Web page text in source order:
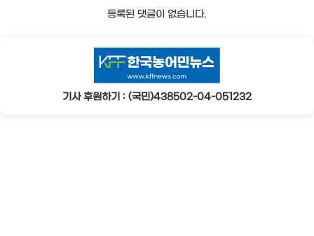
등록된 댓글이 없습니다.
기사 후원하기 : (국민)438502-04-051232